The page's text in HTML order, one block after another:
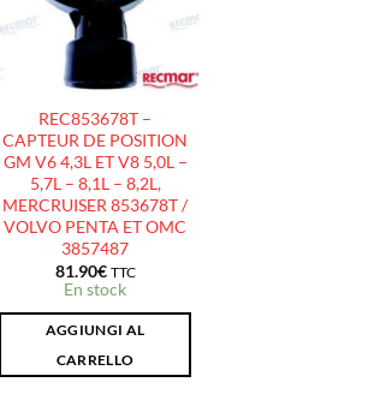
D’ENVIES
REC853678T –
CAPTEUR DE POSITION
GM V6 4,3L ET V8 5,0L –
5,7L – 8,1L – 8,2L,
MERCRUISER 853678T /
VOLVO PENTA ET OMC
3857487
81.90€ TTC
En stock
AGGIUNGI AL
CARRELLO